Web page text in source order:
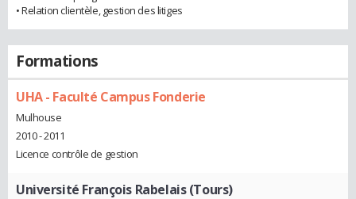
• Relation clientèle, gestion des litiges
Formations
UHA - Faculté Campus Fonderie
Mulhouse
2010 - 2011
Licence contrôle de gestion
Université François Rabelais (Tours)